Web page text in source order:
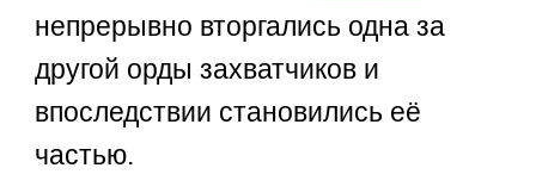
непрерывно вторгались одна за
другой орды захватчиков и
впоследствии становились её
частью.